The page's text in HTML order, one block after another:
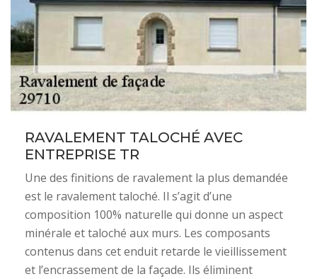
RAVALEMENT TALOCHÉ AVEC
ENTREPRISE TR
Une des finitions de ravalement la plus demandée
est le ravalement taloché. Il s’agit d’une
composition 100% naturelle qui donne un aspect
minérale et taloché aux murs. Les composants
contenus dans cet enduit retarde le vieillissement
et l’encrassement de la façade. Ils éliminent